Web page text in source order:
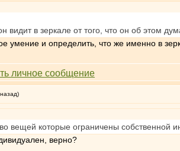
видит в зеркале от того, что он об этом
умение и определить, что же именно в
вещей которые ограничены собственной
верно?